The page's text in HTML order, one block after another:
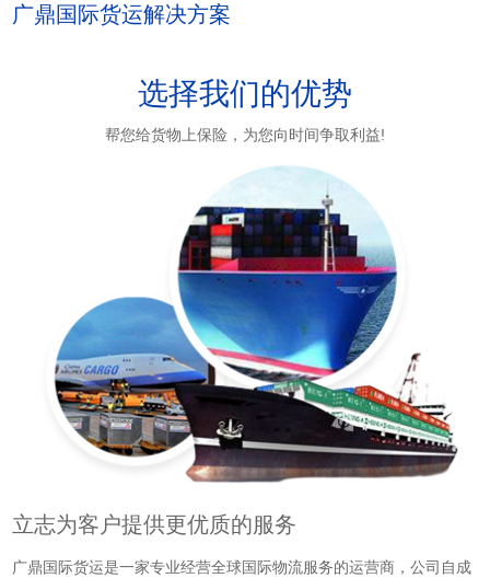
广鼎国际货运解决方案
选择我们的优势
帮您给货物上保险，为您向时间争取利益!
立志为客户提供更优质的服务
广鼎国际货运是一家专业经营全球国际物流服务的运营商，公司自成